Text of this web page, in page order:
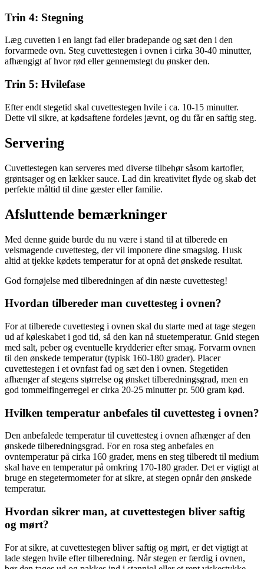
Trin 4: Stegning
Læg cuvetten i en langt fad eller bradepande og sæt den i den
forvarmede ovn. Steg cuvettestegen i ovnen i cirka 30-40 minutter,
afhængigt af hvor rød eller gennemstegt du ønsker den.
Trin 5: Hvilefase
Efter endt stegetid skal cuvettestegen hvile i ca. 10-15 minutter.
Dette vil sikre, at kødsaftene fordeles jævnt, og du får en saftig steg.
Servering
Cuvettestegen kan serveres med diverse tilbehør såsom kartofler,
grøntsager og en lækker sauce. Lad din kreativitet flyde og skab det
perfekte måltid til dine gæster eller familie.
Afsluttende bemærkninger
Med denne guide burde du nu være i stand til at tilberede en
velsmagende cuvettesteg, der vil imponere dine smagsløg. Husk
altid at tjekke kødets temperatur for at opnå det ønskede resultat.
God fornøjelse med tilberedningen af din næste cuvettesteg!
Hvordan tilbereder man cuvettesteg i ovnen?
For at tilberede cuvettesteg i ovnen skal du starte med at tage stegen
ud af køleskabet i god tid, så den kan nå stuetemperatur. Gnid stegen
med salt, peber og eventuelle krydderier efter smag. Forvarm ovnen
til den ønskede temperatur (typisk 160-180 grader). Placer
cuvettestegen i et ovnfast fad og sæt den i ovnen. Stegetiden
afhænger af stegens størrelse og ønsket tilberedningsgrad, men en
god tommelfingerregel er cirka 20-25 minutter pr. 500 gram kød.
Hvilken temperatur anbefales til cuvettesteg i ovnen?
Den anbefalede temperatur til cuvettesteg i ovnen afhænger af den
ønskede tilberedningsgrad. For en rosa steg anbefales en
ovntemperatur på cirka 160 grader, mens en steg tilberedt til medium
skal have en temperatur på omkring 170-180 grader. Det er vigtigt at
bruge en stegetermometer for at sikre, at stegen opnår den ønskede
temperatur.
Hvordan sikrer man, at cuvettestegen bliver saftig
og mørt?
For at sikre, at cuvettestegen bliver saftig og mørt, er det vigtigt at
lade stegen hvile efter tilberedning. Når stegen er færdig i ovnen,